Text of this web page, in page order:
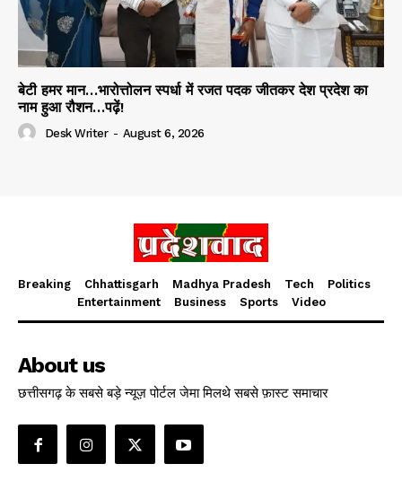
बेटी हमर मान…भारोत्तोलन स्पर्धा में रजत पदक जीतकर देश प्रदेश का
नाम हुआ रौशन…पढ़ें!
Desk Writer - August 6, 2026
Breaking Chhattisgarh Madhya Pradesh Tech
Politics
Entertainment
Business Sports Video
About us
छत्तीसगढ़ के सबसे बड़े न्यूज़ पोर्टल जेमा मिलथे सबसे फ़ास्ट समाचार